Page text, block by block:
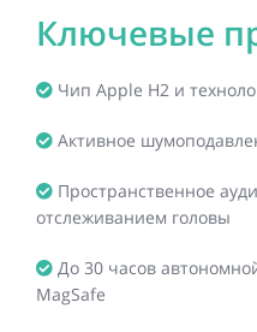
Ключевые
Чип Apple H2 и
Активное
Пространственное
отслеживанием головы
До 30 часов
MagSafe